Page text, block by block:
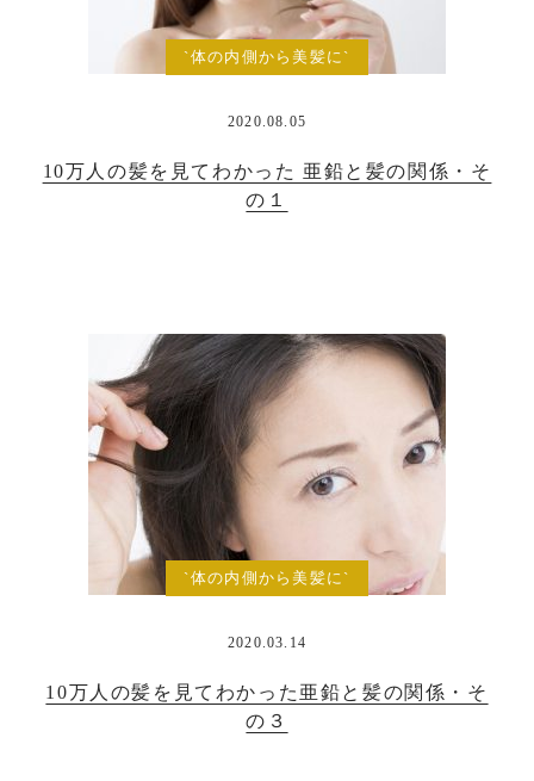
`体の内側から美髪に`
2020.08.05
10万人の髪を見てわかった 亜鉛と髪の関係・そ
の１
`体の内側から美髪に`
2020.03.14
10万人の髪を見てわかった亜鉛と髪の関係・そ
の３